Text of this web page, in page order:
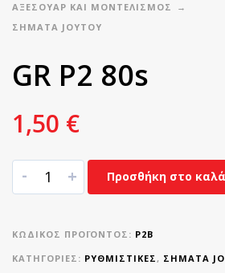
ΑΞΕΣΟΥΑΡ ΚΑΙ ΜΟΝΤΕΛΙΣΜΟΣ
ΣΉΜΑΤΑ JOYTOY
GR Ρ2 80s
1,50 €
- + Προσθήκη στο
ΚΩΔΙΚΌΣ ΠΡΟΪΌΝΤΟΣ: Ρ2Β
ΚΑΤΗΓΟΡΊΕΣ: ΡΥΘΜΙΣΤΙΚΈΣ, ΣΉΜΑΤΑ